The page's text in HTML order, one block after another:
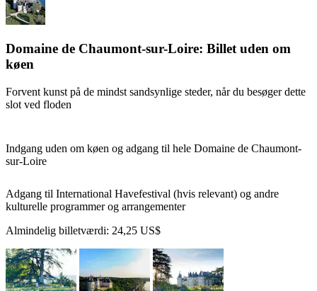
Domaine de Chaumont-sur-Loire: Billet uden om
køen
Forvent kunst på de mindst sandsynlige steder, når du besøger dette
slot ved floden
Indgang uden om køen og adgang til hele Domaine de Chaumont-
sur-Loire
Adgang til International Havefestival (hvis relevant) og andre
kulturelle programmer og arrangementer
Almindelig billetværdi: 24,25 US$